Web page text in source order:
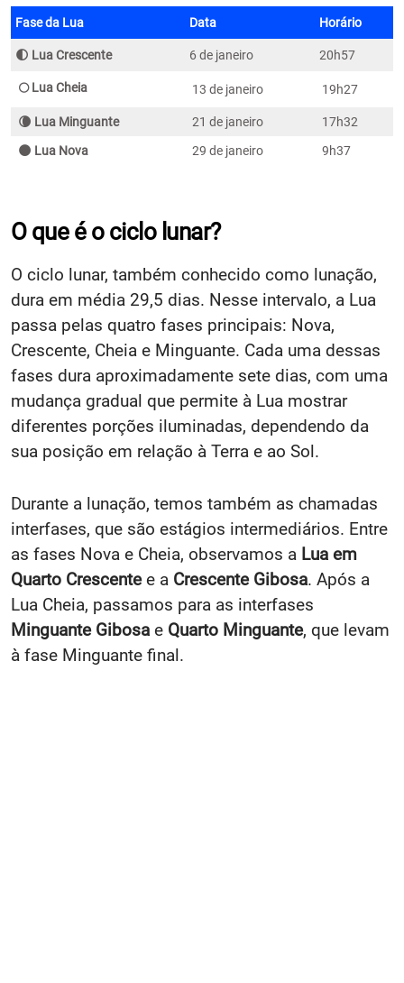
Fase da Lua Data Horário
🌓 Lua Crescente 6 de janeiro 20h57
🌕 Lua Cheia 13 de janeiro 19h27
🌘 Lua Minguante 21 de janeiro
17h32
🌑 Lua Nova
29 de janeiro 9h37
O que é o ciclo lunar?
O ciclo lunar, também conhecido como lunação,
dura em média 29,5 dias. Nesse intervalo, a Lua
passa pelas quatro fases principais: Nova,
Crescente, Cheia e Minguante. Cada uma dessas
fases dura aproximadamente sete dias, com uma
mudança gradual que permite à Lua mostrar
diferentes porções iluminadas, dependendo da
sua posição em relação à Terra e ao Sol.
Durante a lunação, temos também as chamadas
interfases, que são estágios intermediários. Entre
as fases Nova e Cheia, observamos a Lua em
Quarto Crescentee a Crescente Gibosa. Após a
Lua Cheia, passamos para as interfases
Minguante Gibosa e Quarto Minguante, que levam
à fase Minguante final.